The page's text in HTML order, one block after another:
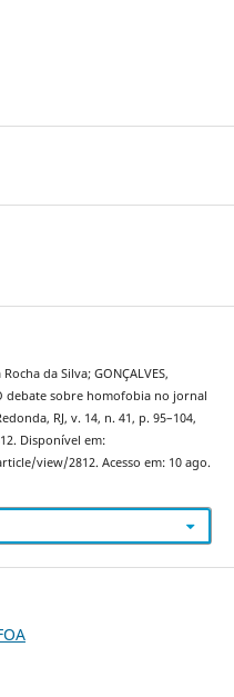
da Silva; GONÇALVES,
debate sobre homofobia no jornal
RJ, v. 14, n. 41, p. 95–104,
Disponível em:
view/2812. Acesso em: 10 ago.